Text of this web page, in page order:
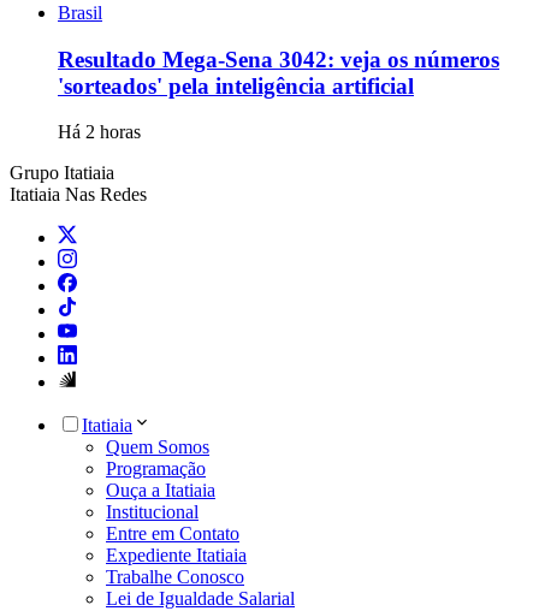
Brasil
Resultado Mega-Sena 3042: veja os números
'sorteados' pela inteligência artificial
Há 2 horas
Grupo Itatiaia
Itatiaia Nas Redes
Itatiaia
Quem Somos
Programação
Ouça a Itatiaia
Institucional
Entre em Contato
Expediente Itatiaia
Trabalhe Conosco
Lei de Igualdade Salarial